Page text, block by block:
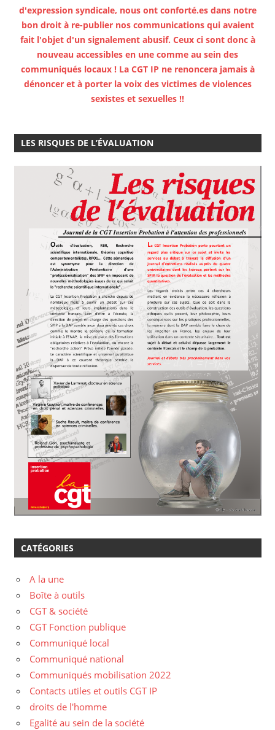
d'expression syndicale, nous ont conforté.es dans notre
bon droit à re-publier nos communications qui avaient
fait l'objet d'un signalement abusif. Ceux ci sont donc à
nouveau accessibles en une comme au sein des
communiqués locaux ! La CGT IP ne renoncera jamais à
dénoncer et à porter la voix des victimes de violences
sexistes et sexuelles !!
LES RISQUES DE L’ÉVALUATION
CATÉGORIES
A la une
Boîte à outils
CGT & société
CGT Fonction publique
Communiqué local
Communiqué national
Communiqués mobilisation 2022
Contacts utiles et outils CGT IP
droits de l'homme
Egalité au sein de la société